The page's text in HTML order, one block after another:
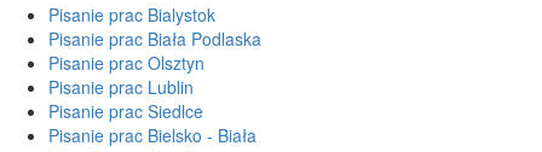
Pisanie prac Bialystok
Pisanie prac Biała Podlaska
Pisanie prac Olsztyn
Pisanie prac Lublin
Pisanie prac Siedlce
Pisanie prac Bielsko - Biała